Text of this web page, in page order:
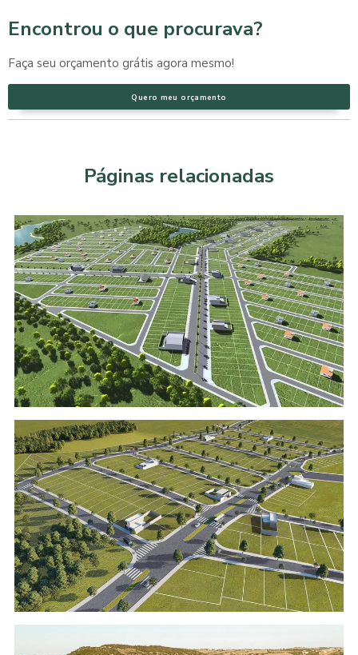
Encontrou o que procurava?
Faça seu orçamento grátis agora mesmo!
Quero meu orçamento
Páginas relacionadas